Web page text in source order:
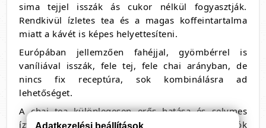
sima tejjel isszák ás cukor nélkül fogyasztják.
Rendkivül ízletes tea és a magas koffeintartalma
miatt a kávét is képes helyettesíteni.
Európában jellemzően fahéjjal, gyömbérrel is
vaníliával isszák, fele tej, fele chai arányban, de
nincs fix receptúra, sok kombinálásra ad
lehetőséget.
A chai tea különlegesen erős hatása és selymes
ízvilága miatt szerepel előkelő helyen a tearajongók
Adatkezelési beállítások